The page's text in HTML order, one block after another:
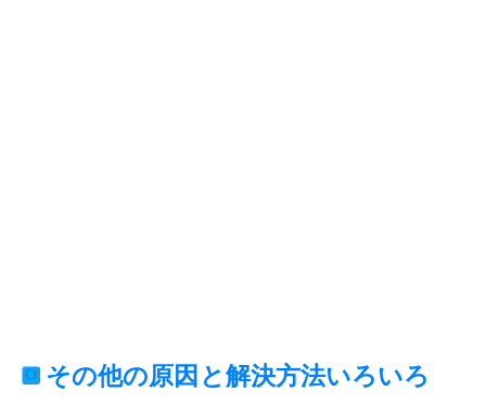
その他の原因と解決方法いろいろ